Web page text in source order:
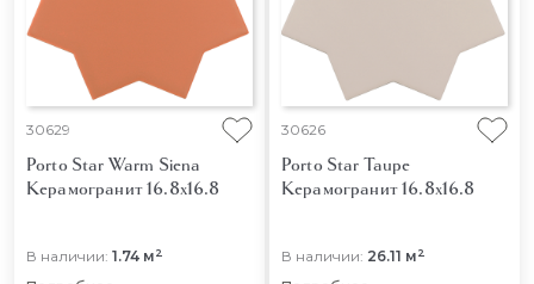
30629
Porto Star Warm Siena
Керамогранит 16.8x16.8
В наличии: 1.74 м2
30626
Porto Star Taupe
Керамогранит 16.8x16.8
В наличии: 26.11 м2